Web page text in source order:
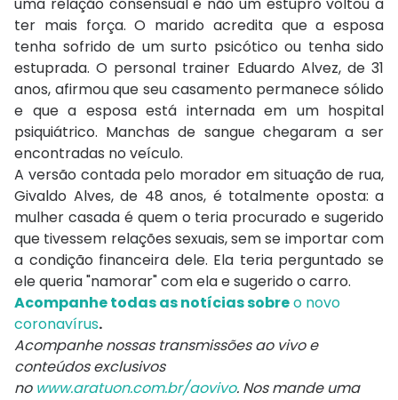
uma relação consensual e não um estupro voltou a
ter mais força. O marido acredita que a esposa
tenha sofrido de um surto psicótico ou tenha sido
estuprada. O personal trainer Eduardo Alvez, de 31
anos, afirmou que seu casamento permanece sólido
e que a esposa está internada em um hospital
psiquiátrico. Manchas de sangue chegaram a ser
encontradas no veículo.
A versão contada pelo morador em situação de rua,
Givaldo Alves, de 48 anos, é totalmente oposta: a
mulher casada é quem o teria procurado e sugerido
que tivessem relações sexuais, sem se importar com
a condição financeira dele. Ela teria perguntado se
ele queria "namorar" com ela e sugerido o carro.
Acompanhe todas as notícias sobreo novo
coronavírus.
Acompanhe nossas transmissões ao vivo e
conteúdos exclusivos
no www.aratuon.com.br/aovivo. Nos mande uma